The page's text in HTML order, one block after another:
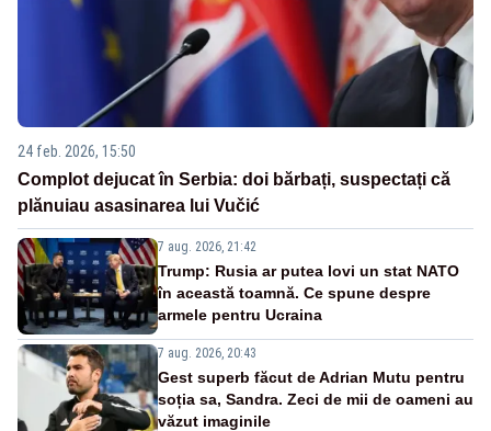
24 feb. 2026, 15:50
Complot dejucat în Serbia: doi bărbați, suspectați că
plănuiau asasinarea lui Vučić
7 aug. 2026, 21:42
Trump: Rusia ar putea lovi un stat NATO
în această toamnă. Ce spune despre
armele pentru Ucraina
7 aug. 2026, 20:43
Gest superb făcut de Adrian Mutu pentru
soția sa, Sandra. Zeci de mii de oameni au
văzut imaginile